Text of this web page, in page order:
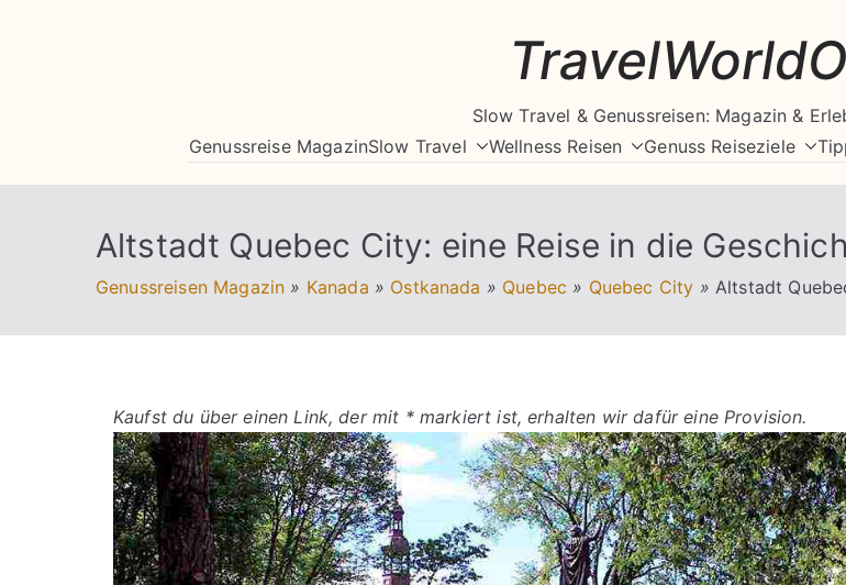
Slow Travel & Genussreisen: Magazin &
Genussreise MagazinSlow Travel Wellness Reisen Genuss Reiseziele
Altstadt Quebec City: eine Reise in die
Genussreisen Magazin » Kanada » Ostkanada » Quebec » Quebec City » Altstadt
Kaufst du über einen Link, der mit * markiert ist, erhalten wir dafür eine Provision.